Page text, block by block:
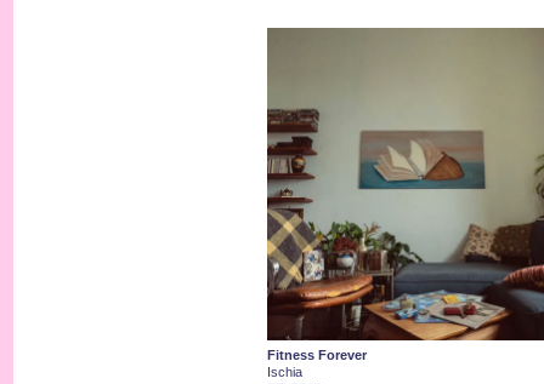
Fitness Forever
Ischia